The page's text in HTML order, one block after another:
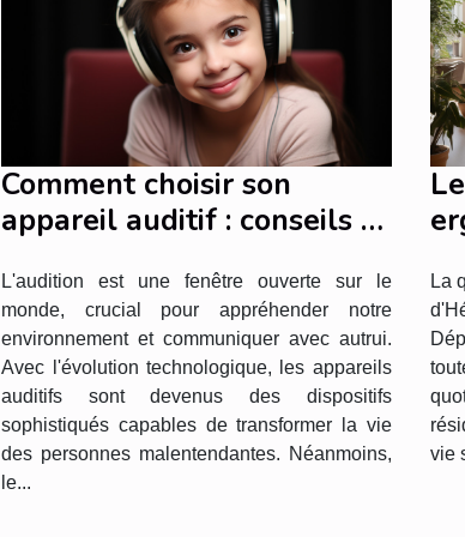
Comment choisir son
appareil auditif : conseils et
L'audition est une fenêtre ouverte sur le
monde, crucial pour appréhender notre
environnement et communiquer avec autrui.
Avec l'évolution technologique, les appareils
auditifs sont devenus des dispositifs
sophistiqués capables de transformer la vie
des personnes malentendantes. Néanmoins,
le...
La
vie